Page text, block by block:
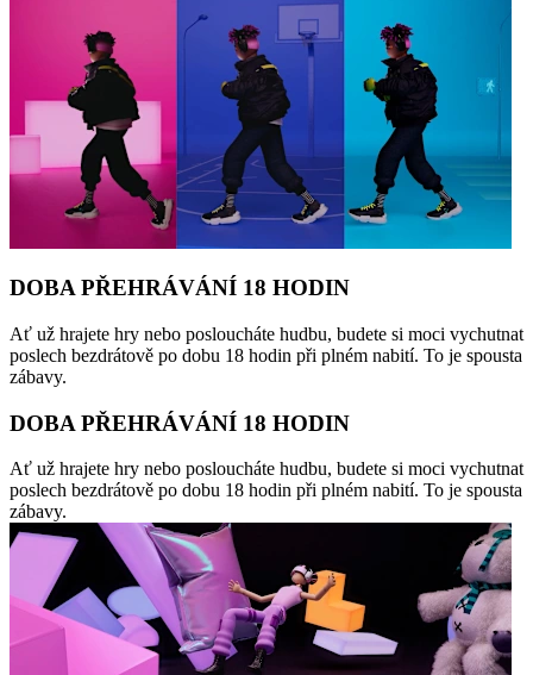
DOBA PŘEHRÁVÁNÍ 18 HODIN
Ať už hrajete hry nebo posloucháte hudbu, budete si moci vychutnat
poslech bezdrátově po dobu 18 hodin při plném nabití. To je spousta
zábavy.
DOBA PŘEHRÁVÁNÍ 18 HODIN
Ať už hrajete hry nebo posloucháte hudbu, budete si moci vychutnat
poslech bezdrátově po dobu 18 hodin při plném nabití. To je spousta
zábavy.